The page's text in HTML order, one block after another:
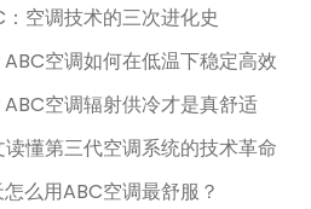
空调技术的三次进化史
空调如何在低温下稳定高效
空调辐射供冷才是真舒适
懂第三代空调系统的技术革命
么用ABC空调最舒服？